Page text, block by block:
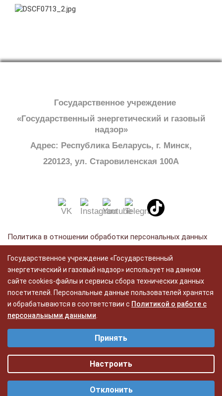
Государственное учреждение
«Государственный энергетический и газовый
надзор»
Адрес: Республика Беларусь, г. Минск,
220123, ул. Старовиленская 100А
Политика в отношении обработки персональных данных
Политика видеонаблюдения
Разработка:
ЦВР «Октябрьский»
Государственное учреждение «Государственный
энергетический и газовый надзор» использует на данном
сайте cookies-файлы и сервисы сбора технических данных
посетителей. Персональные данные пользователей хранятся
и обрабатываются в соответствии с Политикой о работе с
персональными данными
Функциональные - функциональные файлы cookie делают сайт
работу функционала Сайта и достоверность предлагаемых услуг.
историю посещений для улучшения работы сайта. Они помогают
Принять
Настроить
Отклонить